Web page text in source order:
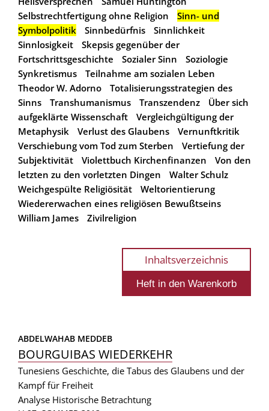
Selbstrechtfertigung ohne Religion
Sinn- und
Symbolpolitik
Sinnbedürfnis
Sinnlichkeit
Sinnlosigkeit
Skepsis gegenüber der
Fortschrittsgeschichte
Sozialer Sinn
Soziologie
Synkretismus
Teilnahme am sozialen Leben
Theodor W. Adorno
Totalisierungsstrategien des
Sinns
Transhumanismus Transzendenz
Über sich
aufgeklärte Wissenschaft
Vergleichgültigung der
Metaphysik
Verlust des Glaubens
Vernunftkritik
Verschiebung vom Tod zum Sterben
Vertiefung der
Subjektivität
Violettbuch Kirchenfinanzen
Von den
letzten zu den vorletzten Dingen
Walter Schulz
Weichgespülte Religiösität
Weltorientierung
Wiedererwachen eines religiösen Bewußtseins
William James
Zivilreligion
Inhaltsverzeichnis
ABDELWAHAB MEDDEB
BOURGUIBAS WIEDERKEHR
Tunesiens Geschichte, die Tabus des Glaubens und der
Kampf für Freiheit
Analyse Historische Betrachtung